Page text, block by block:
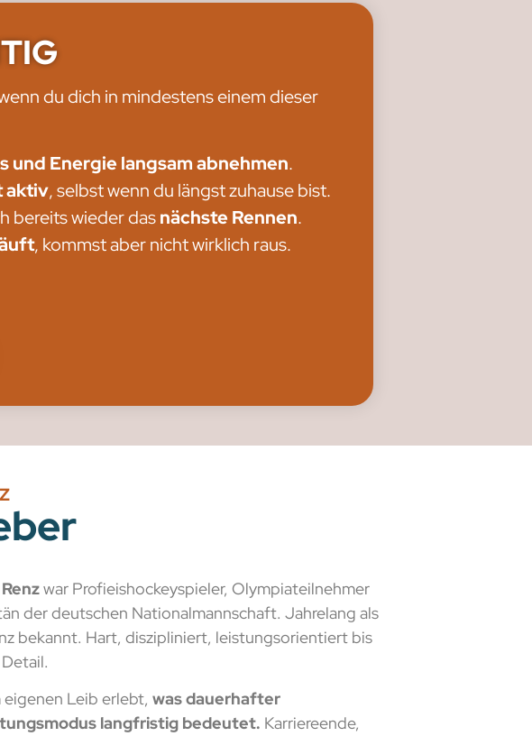
du dich in mindestens einem dieser
und Energie langsam abnehmen.
aktiv, selbst wenn du längst zuhause bist.
bereits wieder dasnächste Rennen.
, kommst aber nicht wirklich raus.
war Profieishockeyspieler, Olympiateilnehmer
der deutschen Nationalmannschaft. Jahrelang als
bekannt. Hart, diszipliniert, leistungsorientiert bis
eigenen Leib erlebt, was dauerhafter
langfristig bedeutet. Karriereende,